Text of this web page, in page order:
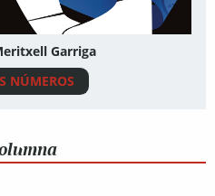
Garriga
NÚMEROS